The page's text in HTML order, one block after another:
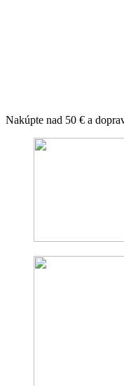
Nakúpte nad 50 € a